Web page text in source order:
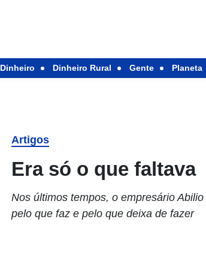
Dinheiro Dinheiro Rural Gente Planeta
Artigos
Era só o que faltava
Nos últimos tempos, o empresário
pelo que faz e pelo que deixa de fazer